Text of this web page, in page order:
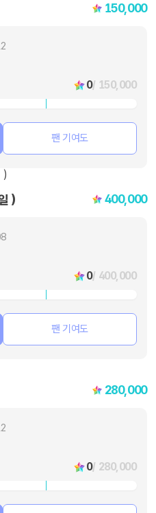
150,000
0/ 150,000
팬 기여도
) 400,000
0/ 400,000
팬 기여도
280,000
0/ 280,000